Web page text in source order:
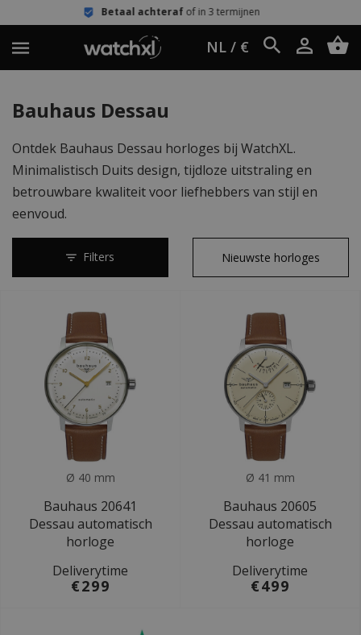
Betaal achterafof in 3 termijnen
NL / €
Bauhaus Dessau
Ontdek Bauhaus Dessau horloges bij WatchXL.
Minimalistisch Duits design, tijdloze uitstraling en
betrouwbare kwaliteit voor liefhebbers van stijl en
eenvoud.
Filters
Ø 40 mm
Bauhaus 20641
Dessau automatisch
horloge
Deliverytime
€299
Ø 41 mm
Bauhaus 20605
Dessau automatisch
horloge
Deliverytime
€499